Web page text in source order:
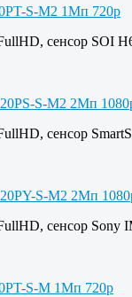
сенсор SOI
сенсор
сенсор